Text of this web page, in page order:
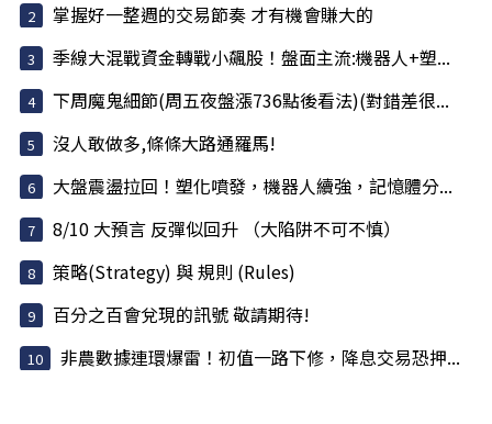
掌握好一整週的交易節奏 才有機會賺大的
季線大混戰資金轉戰小飆股！盤面主流:機器人+塑...
下周魔鬼細節(周五夜盤漲736點後看法)(對錯差很...
沒人敢做多,條條大路通羅馬!
大盤震盪拉回！塑化噴發，機器人續強，記憶體分...
8/10 大預言 反彈似回升 （大陷阱不可不慎）
策略(Strategy) 與 規則 (Rules)
百分之百會兌現的訊號 敬請期待!
非農數據連環爆雷！初值一路下修，降息交易恐押...